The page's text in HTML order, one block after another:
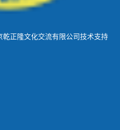
正隆文化交流有限公司技术支持